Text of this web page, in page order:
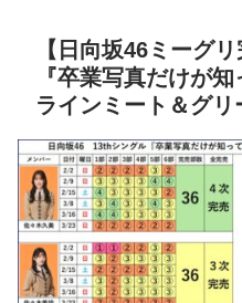
【日向坂46ミーグ
『卒業写真だけが
ラインミート＆グリ